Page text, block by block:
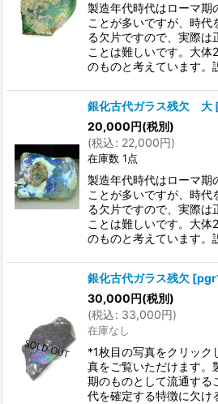
製造年代時代はローマ期
ことが多いですが、時代
る欠片ですので、実際は
ことは難しいです。大
のものと考えています。
銀化古代ガラス残欠 大
20,000円(税別)
(税込: 22,000円)
在庫数 1点
製造年代時代はローマ期
ことが多いですが、時代
る欠片ですので、実際は
ことは難しいです。大
のものと考えています。
銀化古代ガラス残欠 [
30,000円(税別)
(税込: 33,000円)
在庫なし
*1枚目の写真をクリック
真をご覧いただけます。
期のものとして流通する
代を確定する特徴に欠け